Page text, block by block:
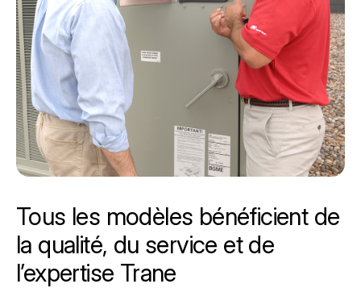
Tous les modèles bénéficient de
la qualité, du service et de
l’expertise Trane